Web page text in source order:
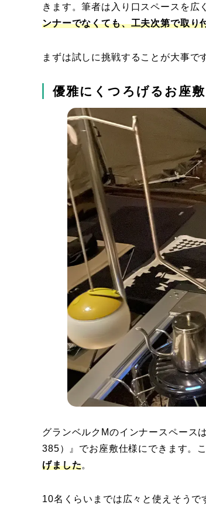
きます。筆者は入り口スペースを広
ンナーでなくても、工夫次第で取り
まずは試しに挑戦することが大事で
優雅にくつろげるお座
グランベルクMのインナースペース
385）』でお座敷仕様にできます。
げました。
10名くらいまでは広々と使えそう